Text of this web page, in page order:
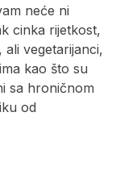
neće ni
cinka rijetkost,
vegetarijanci,
kao što su
sa hroničnom
od